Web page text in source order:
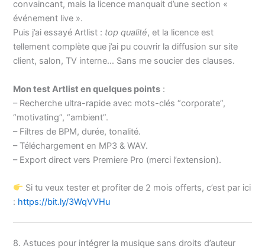
convaincant, mais la licence manquait d’une section «
événement live ».
Puis j’ai essayé Artlist : top qualité, et la licence est
tellement complète que j’ai pu couvrir la diffusion sur site
client, salon, TV interne… Sans me soucier des clauses.
Mon test Artlist en quelques points :
– Recherche ultra-rapide avec mots-clés “corporate”,
“motivating”, “ambient”.
– Filtres de BPM, durée, tonalité.
– Téléchargement en MP3 & WAV.
– Export direct vers Premiere Pro (merci l’extension).
Si tu veux tester et profiter de 2 mois offerts, c’est par ici
: https://bit.ly/3WqVVHu
8. Astuces pour intégrer la musique sans droits d’auteur